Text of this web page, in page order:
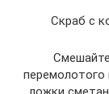
Скраб с
перемолотого